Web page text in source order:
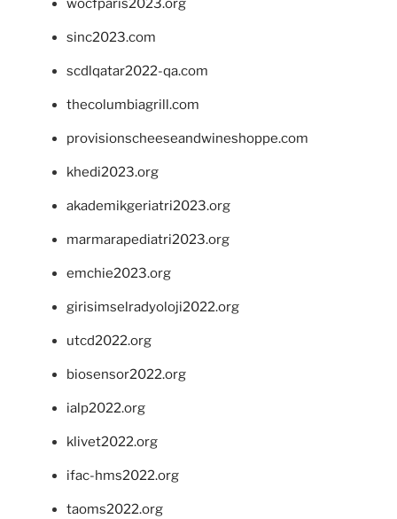
wocfparis2023.org
sinc2023.com
scdlqatar2022-qa.com
thecolumbiagrill.com
provisionscheeseandwineshoppe.com
khedi2023.org
akademikgeriatri2023.org
marmarapediatri2023.org
emchie2023.org
girisimselradyoloji2022.org
utcd2022.org
biosensor2022.org
ialp2022.org
klivet2022.org
ifac-hms2022.org
taoms2022.org